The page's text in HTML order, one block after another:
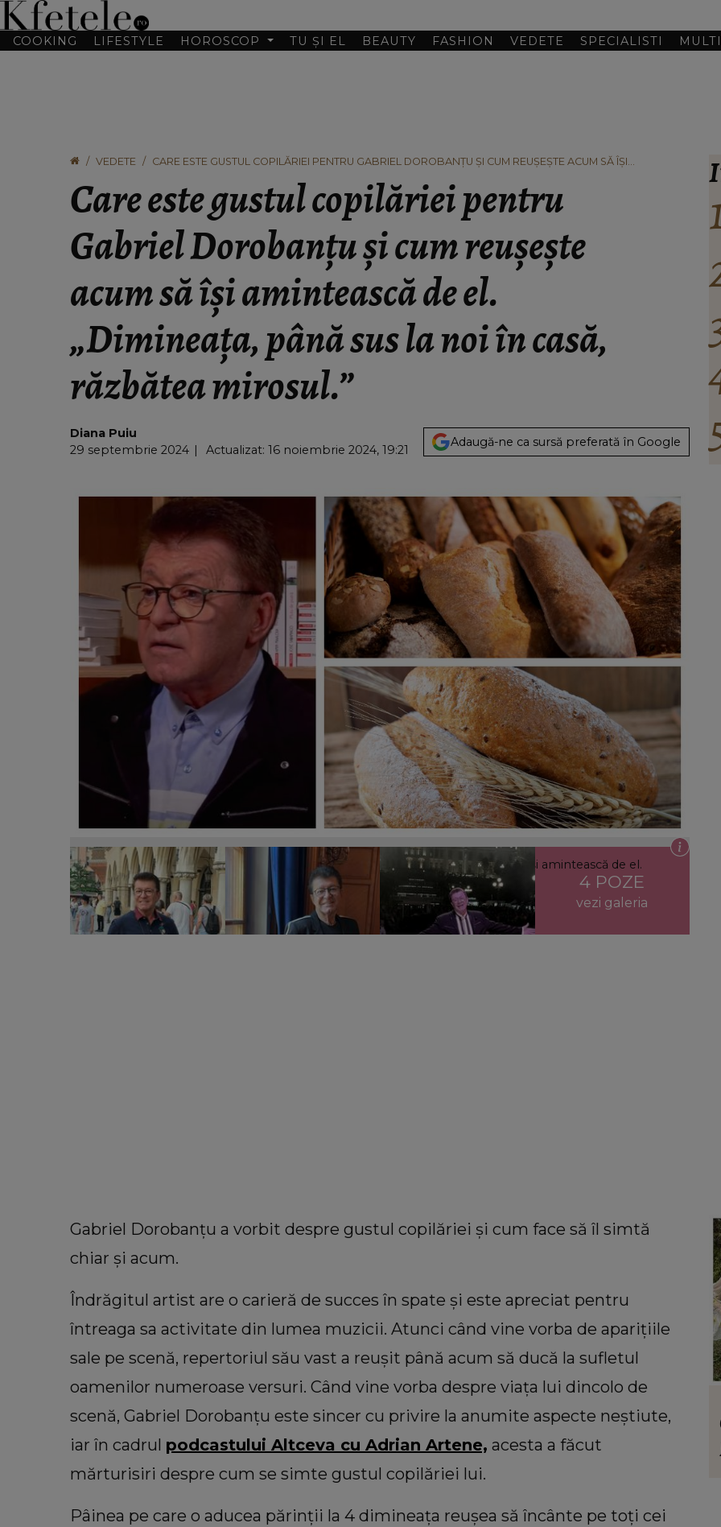
COOKING LIFESTYLE HOROSCOP TU ȘI EL BEAUTY FASHION VEDETE SPECIALISTI
VEDETE
CARE ESTE GUSTUL COPILĂRIEI PENTRU GABRIEL DOROBANȚU ȘI CUM REUȘEȘTE ACUM SĂ ÎȘI
Care este gustul copilăriei pentru
Gabriel Dorobanțu și cum reușește
acum să își amintească de el.
„Dimineața, până sus la noi în casă,
răzbătea mirosul.”
Diana Puiu
29 septembrie 2024
Actualizat: 16 noiembrie 2024, 19:21
Adaugă-ne ca sursă preferată în Google
Care este gustul copilăriei pentru Gabriel Dorobanțu și cum reușește acum să își amintească de el.
„Dimineața, până sus la noi în casă, răzbătea mirosul.”
4 POZE
vezi galeria
Gabriel Dorobanțu a vorbit despre gustul copilăriei și cum face să îl simtă
chiar și acum.
Îndrăgitul artist are o carieră de succes în spate și este apreciat pentru
întreaga sa activitate din lumea muzicii. Atunci când vine vorba de aparițiile
sale pe scenă, repertoriul său vast a reușit până acum să ducă la sufletul
oamenilor numeroase versuri. Când vine vorba despre viața lui dincolo de
scenă, Gabriel Dorobanțu este sincer cu privire la anumite aspecte neștiute,
iar în cadrul podcastului Altceva cu Adrian Artene, acesta a făcut
mărturisiri despre cum se simte gustul copilăriei lui.
Pâinea pe care o aducea părinții la 4 dimineața reușea să încânte pe toți cei
Sora lui Mario Berinde, dezvăluiri
cutremurătoare despre decesul fratelui
său. Ce spune tânăra despre momentul
în care adolescentul și-a pierdut viața:
“Nu a fost față în față.”
LIFESTYLE
Floarea care te reprezintă în funcție de
personalitate. Ce ți se potrivește dacă
ești o femeie romantică